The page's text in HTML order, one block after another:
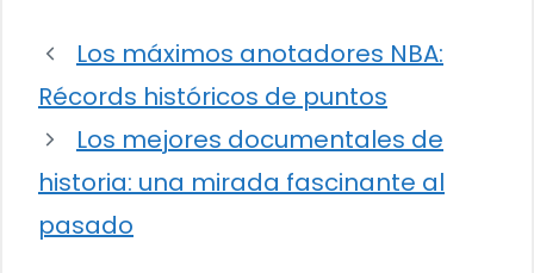
Los máximos anotadores NBA:
Récords históricos de puntos
Los mejores documentales de
historia: una mirada fascinante al
pasado